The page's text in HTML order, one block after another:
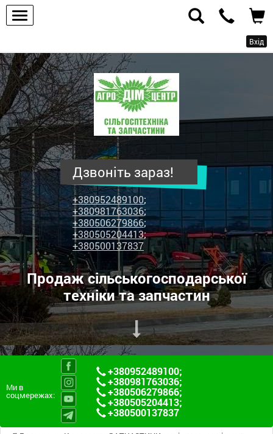
Вхід
ПП
"Агродім-
центр"
-
продаж
сільськогосподарської
техніки
та
запчастин
Дзвоніть зараз!
+380952489100;
+380981763036;
+380506279866;
+380505204413;
+380500137837
Продаж сільськогосподарської
техніки та запчастин
Ми в
соцмережах:
+380952489100;
+380981763036;
+380506279866;
+380505204413;
+380500137837